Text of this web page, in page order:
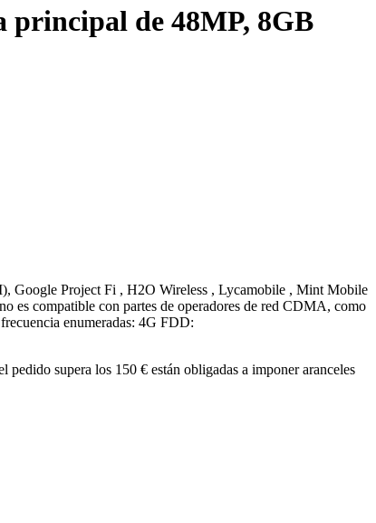
principal de 48MP, 8GB
Google Project Fi , H2O Wireless , Lycamobile , Mint Mobile
es compatible con partes de operadores de red CDMA, como
enumeradas: 4G FDD:
supera los 150 € están obligadas a imponer aranceles